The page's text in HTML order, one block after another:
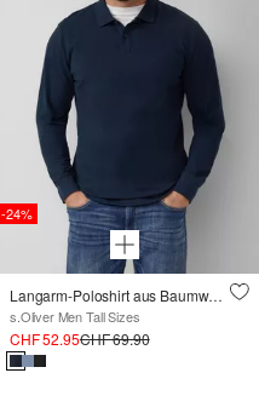
-24%
Langarm-Poloshirt aus Baumwoll-Piqué mit Bündchen
s.Oliver Men Tall Sizes
CHF 52.95CHF 69.90